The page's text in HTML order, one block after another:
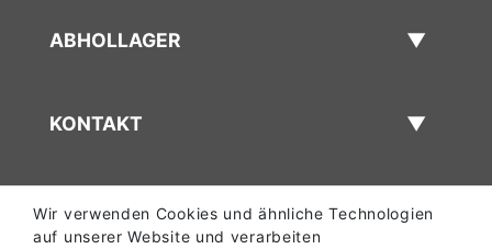
ABHOLLAGER
KONTAKT
Wir verwenden Cookies und ähnliche Technologien
auf unserer Website und verarbeiten